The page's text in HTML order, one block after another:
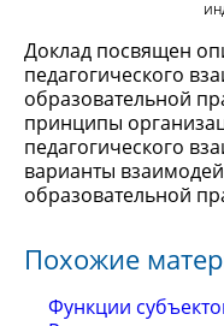
Доклад посвящен
педагогического
образовательной
принципы
педагогического
варианты
образовательной
Похожие
Функции